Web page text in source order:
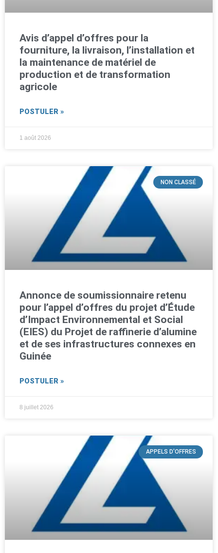
Avis d’appel d’offres pour la
fourniture, la livraison, l’installation et
la maintenance de matériel de
production et de transformation
agricole
POSTULER »
1 août 2026
NON CLASSÉ
Annonce de soumissionnaire retenu
pour l’appel d’offres du projet d’Étude
d’Impact Environnemental et Social
(EIES) du Projet de raffinerie d’alumine
et de ses infrastructures connexes en
Guinée
POSTULER »
8 juillet 2026
APPELS D'OFFRES